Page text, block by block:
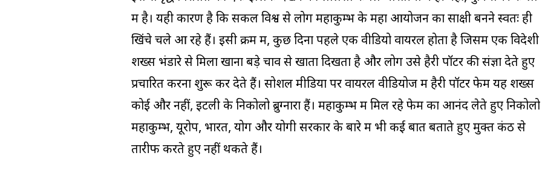
में है। यही कारण है कि सकल विश्व से लोग महाकुम्भ के महा आयोजन का साक्षी बनने स्वतः ही
खिंचे चले आ रहे हैं। इसी क्रम में, कुछ दिनों पहले एक वीडियो वायरल होता है जिसमें एक विदेशी
शख्स भंडारे से मिला खाना बड़े चाव से खाता दिखता है और लोग उसे हैरी पॉटर की संज्ञा देते हुए
प्रचारित करना शुरू कर देते हैं। सोशल मीडिया पर वायरल वीडियोज में हैरी पॉटर फेम यह शख्स
कोई और नहीं, इटली के निकोलो ब्रुग्नारा हैं। महाकुम्भ में मिल रहे फेम का आनंद लेते हुए निकोलो
महाकुम्भ, यूरोप, भारत, योग और योगी सरकार के बारे में भी कई बातें बताते हुए मुक्त कंठ से
तारीफ करते हुए नहीं थकते हैं।